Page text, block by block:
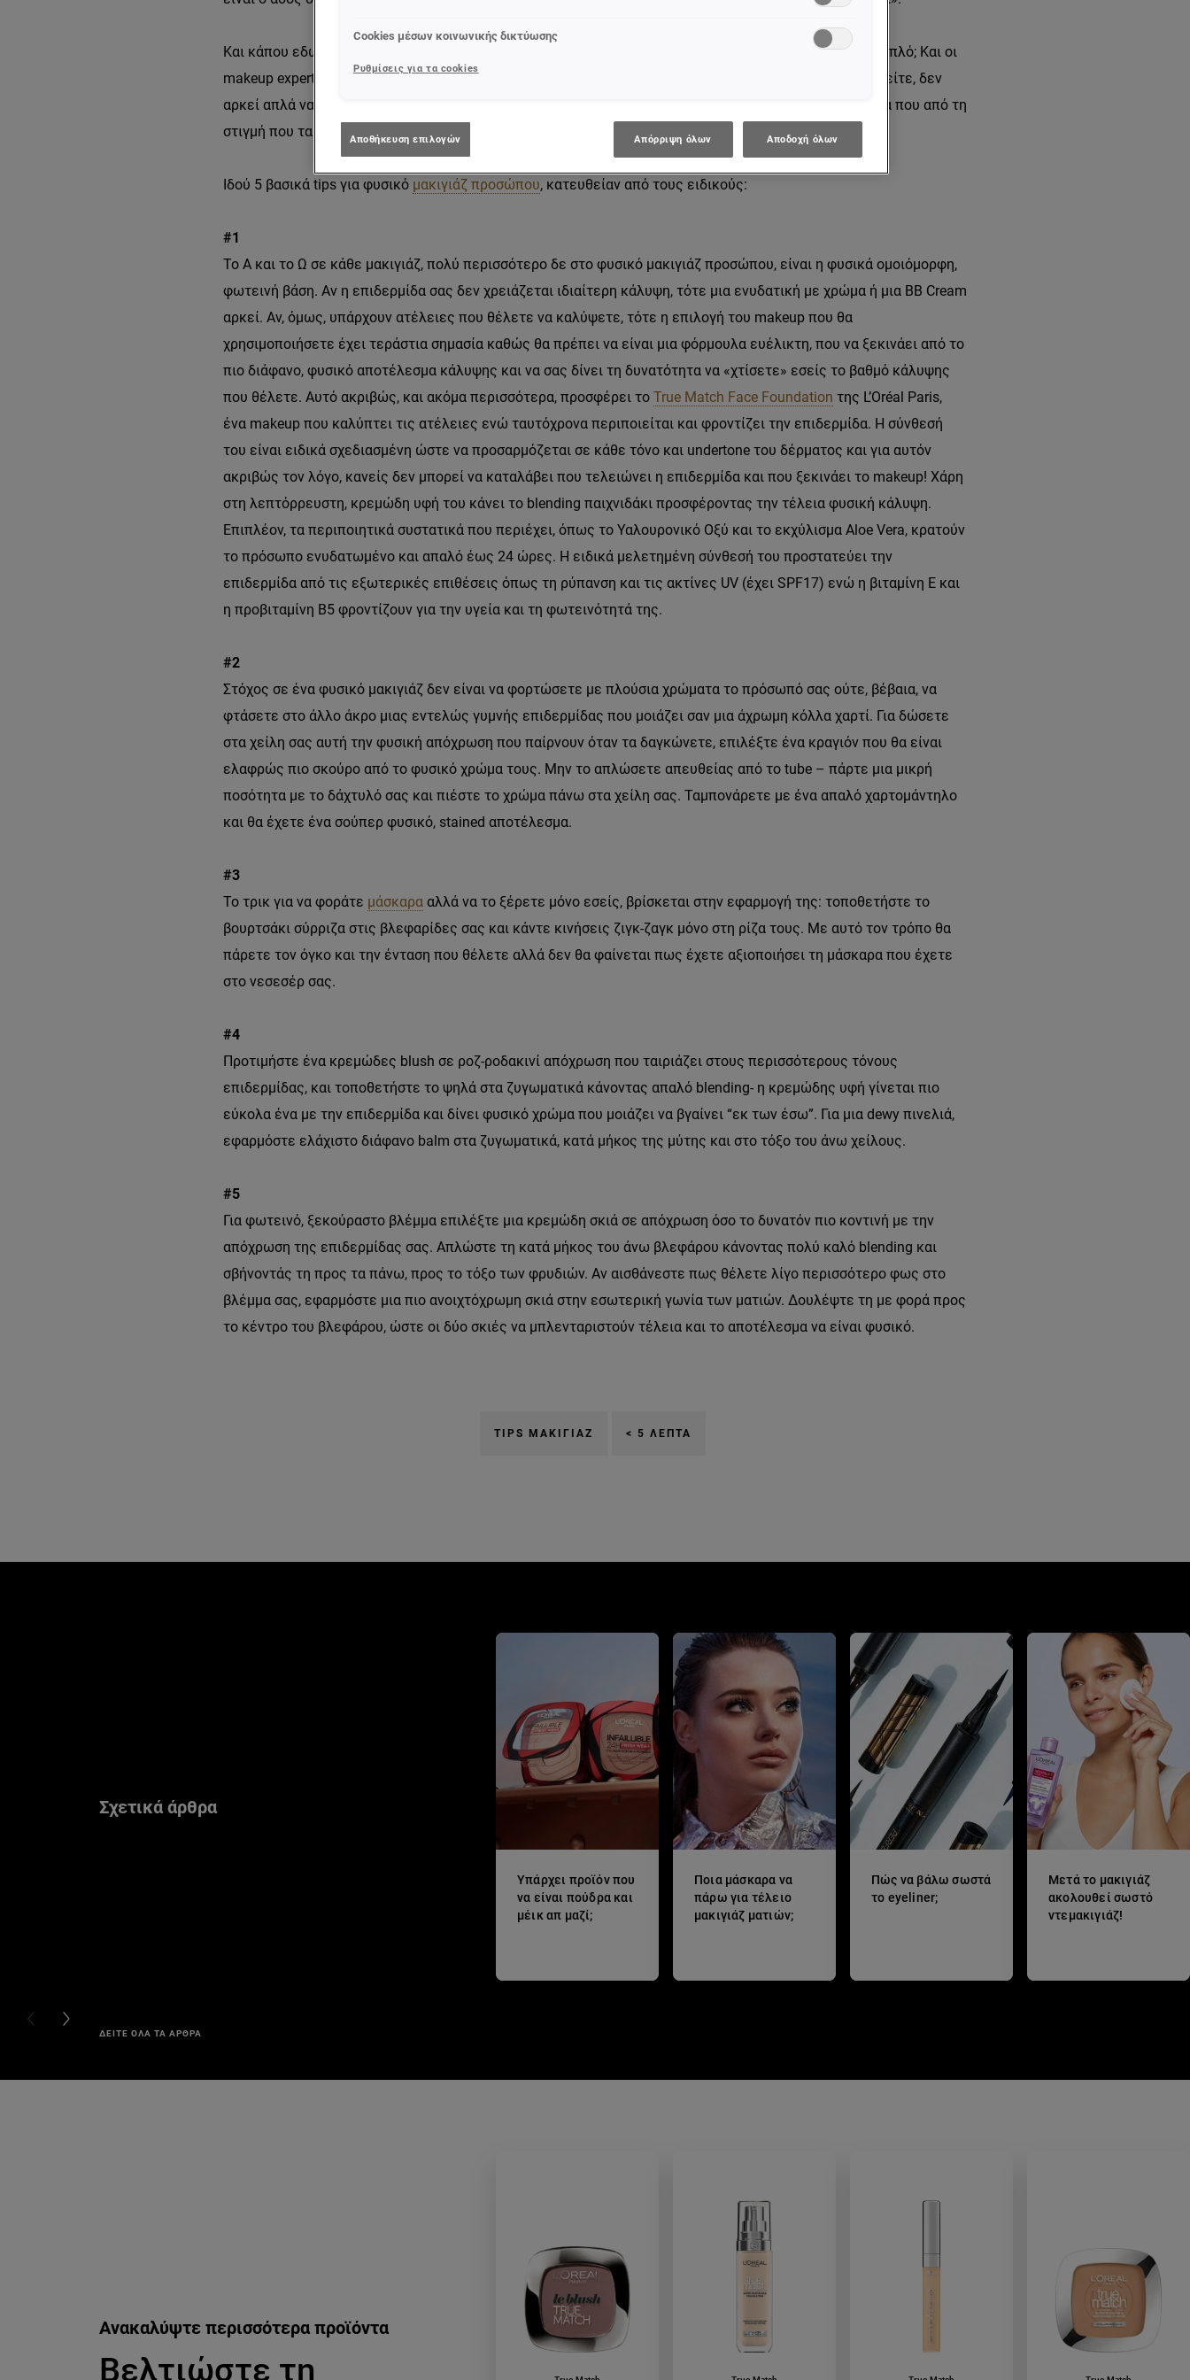
Και κάπου εδώ ίσως αναρωτιέστε: μα χρειάζονται συμβουλές για ένα φυσικό μακιγιάζ; Δεν είναι κάτι απλό; Και οι
makeup experts απαντούν ομόφωνα: για να πάρετε αυτό το φωτεινό, δροσερό, φρέσκο look που επιθυμείτε, δεν
αρκεί απλά να εφαρμόσετε δυο-τρία προϊόντα μακιγιάζ. Το no-makeup makeup έχει τα δικά του μυστικά που από τη
στιγμή που τα γνωρίσετε και τα εφαρμόσετε, το υπέροχο αποτέλεσμα είναι εγγυημένο!
Ιδού 5 βασικά tips για φυσικό μακιγιάζ προσώπου, κατευθείαν από τους ειδικούς:
#1
Το Α και το Ω σε κάθε μακιγιάζ, πολύ περισσότερο δε στο φυσικό μακιγιάζ προσώπου, είναι η φυσικά ομοιόμορφη,
φωτεινή βάση. Αν η επιδερμίδα σας δεν χρειάζεται ιδιαίτερη κάλυψη, τότε μια ενυδατική με χρώμα ή μια BB Cream
αρκεί. Αν, όμως, υπάρχουν ατέλειες που θέλετε να καλύψετε, τότε η επιλογή του makeup που θα
χρησιμοποιήσετε έχει τεράστια σημασία καθώς θα πρέπει να είναι μια φόρμουλα ευέλικτη, που να ξεκινάει από το
πιο διάφανο, φυσικό αποτέλεσμα κάλυψης και να σας δίνει τη δυνατότητα να «χτίσετε» εσείς το βαθμό κάλυψης
που θέλετε. Αυτό ακριβώς, και ακόμα περισσότερα, προσφέρει το True Match Face Foundation της L’Oréal Paris,
ένα makeup που καλύπτει τις ατέλειες ενώ ταυτόχρονα περιποιείται και φροντίζει την επιδερμίδα. Η σύνθεσή
του είναι ειδικά σχεδιασμένη ώστε να προσαρμόζεται σε κάθε τόνο και undertone του δέρματος και για αυτόν
ακριβώς τον λόγο, κανείς δεν μπορεί να καταλάβει που τελειώνει η επιδερμίδα και που ξεκινάει το makeup! Χάρη
στη λεπτόρρευστη, κρεμώδη υφή του κάνει το blending παιχνιδάκι προσφέροντας την τέλεια φυσική κάλυψη.
Επιπλέον, τα περιποιητικά συστατικά που περιέχει, όπως το Υαλουρονικό Οξύ και το εκχύλισμα Aloe Vera, κρατούν
το πρόσωπο ενυδατωμένο και απαλό έως 24 ώρες. Η ειδικά μελετημένη σύνθεσή του προστατεύει την
επιδερμίδα από τις εξωτερικές επιθέσεις όπως τη ρύπανση και τις ακτίνες UV (έχει SPF17) ενώ η βιταμίνη Ε και
η προβιταμίνη Β5 φροντίζουν για την υγεία και τη φωτεινότητά της.
#2
Στόχος σε ένα φυσικό μακιγιάζ δεν είναι να φορτώσετε με πλούσια χρώματα το πρόσωπό σας ούτε, βέβαια, να
φτάσετε στο άλλο άκρο μιας εντελώς γυμνής επιδερμίδας που μοιάζει σαν μια άχρωμη κόλλα χαρτί. Για δώσετε
στα χείλη σας αυτή την φυσική απόχρωση που παίρνουν όταν τα δαγκώνετε, επιλέξτε ένα κραγιόν που θα είναι
ελαφρώς πιο σκούρο από το φυσικό χρώμα τους. Μην το απλώσετε απευθείας από το tube – πάρτε μια μικρή
ποσότητα με το δάχτυλό σας και πιέστε το χρώμα πάνω στα χείλη σας. Ταμπονάρετε με ένα απαλό χαρτομάντηλο
και θα έχετε ένα σούπερ φυσικό, stained αποτέλεσμα.
#3
Το τρικ για να φοράτε μάσκαρα αλλά να το ξέρετε μόνο εσείς, βρίσκεται στην εφαρμογή της: τοποθετήστε το
βουρτσάκι σύρριζα στις βλεφαρίδες σας και κάντε κινήσεις ζιγκ-ζαγκ μόνο στη ρίζα τους. Με αυτό τον τρόπο θα
πάρετε τον όγκο και την ένταση που θέλετε αλλά δεν θα φαίνεται πως έχετε αξιοποιήσει τη μάσκαρα που έχετε
στο νεσεσέρ σας.
#4
Προτιμήστε ένα κρεμώδες blush σε ροζ-ροδακινί απόχρωση που ταιριάζει στους περισσότερους τόνους
επιδερμίδας, και τοποθετήστε το ψηλά στα ζυγωματικά κάνοντας απαλό blending- η κρεμώδης υφή γίνεται πιο
εύκολα ένα με την επιδερμίδα και δίνει φυσικό χρώμα που μοιάζει να βγαίνει “εκ των έσω”. Για μια dewy πινελιά,
εφαρμόστε ελάχιστο διάφανο balm στα ζυγωματικά, κατά μήκος της μύτης και στο τόξο του άνω χείλους.
#5
Για φωτεινό, ξεκούραστο βλέμμα επιλέξτε μια κρεμώδη σκιά σε απόχρωση όσο το δυνατόν πιο κοντινή με την
απόχρωση της επιδερμίδας σας. Απλώστε τη κατά μήκος του άνω βλεφάρου κάνοντας πολύ καλό blending και
σβήνοντάς τη προς τα πάνω, προς το τόξο των φρυδιών. Αν αισθάνεστε πως θέλετε λίγο περισσότερο φως στο
βλέμμα σας, εφαρμόστε μια πιο ανοιχτόχρωμη σκιά στην εσωτερική γωνία των ματιών. Δουλέψτε τη με φορά προς
το κέντρο του βλεφάρου, ώστε οι δύο σκιές να μπλενταριστούν τέλεια και το αποτέλεσμα να είναι φυσικό.
TIPS ΜΑΚΙΓΙΆΖ < 5 ΛΕΠΤΆ
Σχετικά άρθρα
Υπάρχει προϊόν που
να είναι πούδρα και
μέικ απ μαζί;
Ποια μάσκαρα να
πάρω για τέλειο
μακιγιάζ ματιών;
Πώς να βάλω σωστά
το eyeliner;
Μετά το μακιγιάζ
ακολουθεί σωστό
ντεμακιγιάζ!
PREVIOUS CARD
NEXT CARD
ΔΕΙΤΕ ΟΛΑ ΤΑ ΑΡΘΡΑ
Βελτιώστε τη
Ανακαλύψτε περισσότερα προϊόντα
Cookies μέσων κοινωνικής δικτύωσης
Ρυθμίσεις για τα cookies
Αποθήκευση επιλογών Απόρριψη όλων Αποδοχή όλων